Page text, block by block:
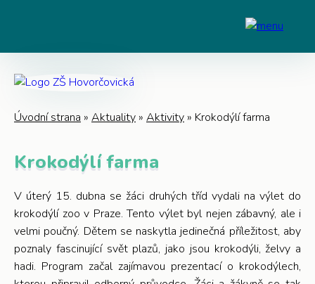
Úvodní strana » Aktuality » Aktivity » Krokodýlí farma
Krokodýlí farma
V úterý 15. dubna se žáci druhých tříd vydali na výlet do
krokodýlí zoo v Praze. Tento výlet byl nejen zábavný, ale i
velmi poučný. Dětem se naskytla jedinečná příležitost, aby
poznaly fascinující svět plazů, jako jsou krokodýli, želvy a
hadi. Program začal zajímavou prezentací o krokodýlech,